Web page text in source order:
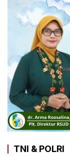
TNI & POLRI